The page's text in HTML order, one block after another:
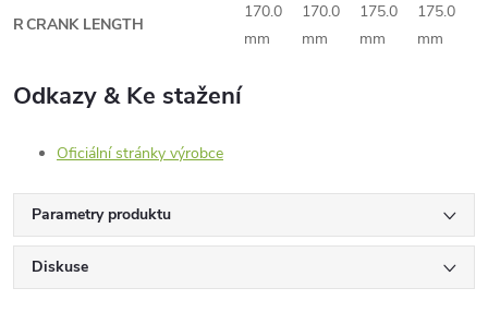
RCRANK LENGTH
170.0
mm
170.0
mm
175.0
mm
175.0
mm
Odkazy & Ke stažení
Oficiální stránky výrobce
Parametry produktu
Diskuse